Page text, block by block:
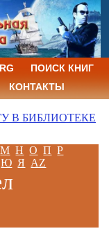
ПОИСК КНИГ
КОНТАКТЫ
В БИБЛИОТЕКЕ
М Н О П Р
Ю Я AZ